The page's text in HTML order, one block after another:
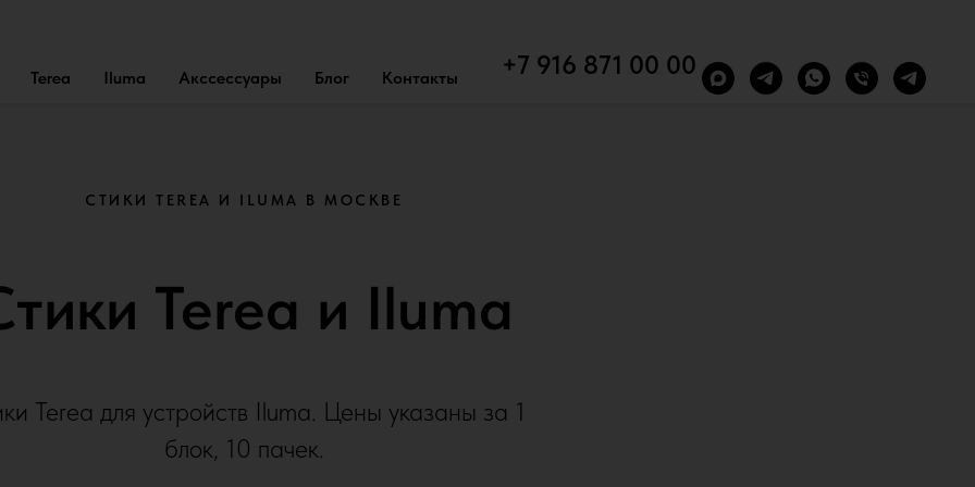
Terea Iluma Акссессуары Блог Контакты +7 916 871 00 00
СТИКИ TEREA И ILUMA В МОСКВЕ
Terea и Iluma
Terea для устройств Iluma. Цены указаны за 1
блок, 10 пачек.